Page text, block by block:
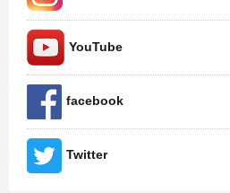
YouTube
facebook
Twitter